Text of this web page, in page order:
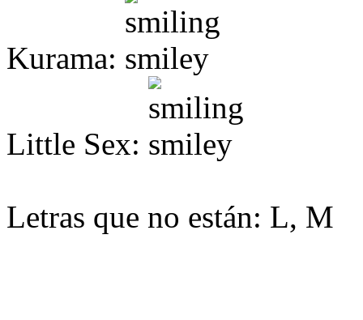
Kurama:
Little Sex:
Letras que no están: L, M